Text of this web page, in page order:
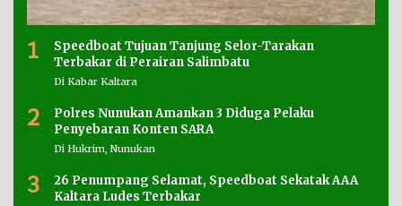
1
Speedboat Tujuan Tanjung Selor-Tarakan
Terbakar di Perairan Salimbatu
Di Kabar Kaltara
2
Polres Nunukan Amankan 3 Diduga Pelaku
Penyebaran Konten SARA
Di Hukrim, Nunukan
3
26 Penumpang Selamat, Speedboat Sekatak AAA
Kaltara Ludes Terbakar